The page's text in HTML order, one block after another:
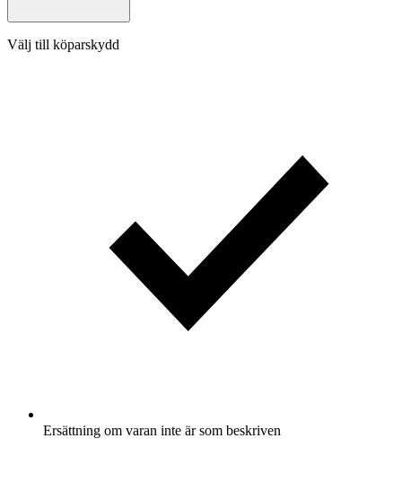
Välj till köparskydd
Ersättning om varan inte är som beskriven